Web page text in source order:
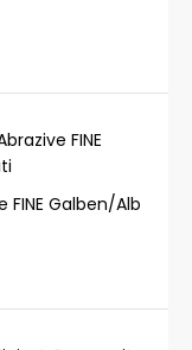
FINE Galben/Alb